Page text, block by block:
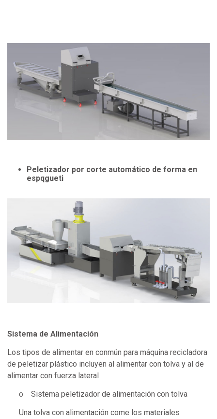
Peletizador por corte automático de forma en
espqgueti
Sistema de Alimentación
Los tipos de alimentar en conmún para máquina recicladora
de peletizar plástico incluyen al alimentar con tolva y al de
alimentar con fuerza lateral
o Sistema peletizador de alimentación con tolva
Una tolva con alimentación come los materiales